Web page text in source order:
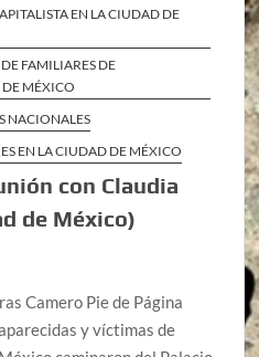
EN LA CIUDAD DE
FAMILIARES DE
DE MÉXICO
NACIONALES
EN LA CIUDAD DE MÉXICO
con Claudia
de México)
Camero Pie de Página
y víctimas de